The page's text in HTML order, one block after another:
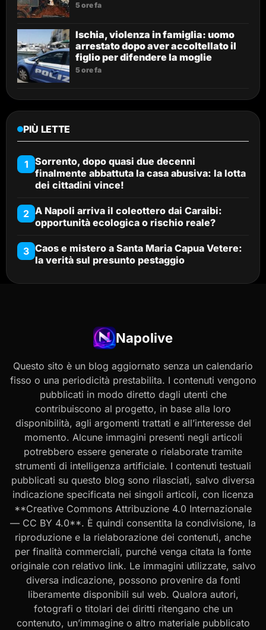
5 ore fa
Ischia, violenza in famiglia: uomo
arrestato dopo aver accoltellato il
figlio per difendere la moglie
5 ore fa
PIÙ LETTE
1 Sorrento, dopo quasi due decenni
finalmente abbattuta la casa abusiva: la lotta
dei cittadini vince!
2 A Napoli arriva il coleottero dai Caraibi:
opportunità ecologica o rischio reale?
3 Caos e mistero a Santa Maria Capua Vetere:
la verità sul presunto pestaggio
Napolive
Questo sito è un blog aggiornato senza un calendario
fisso o una periodicità prestabilita. I contenuti vengono
pubblicati in modo diretto dagli utenti che
contribuiscono al progetto, in base alla loro
disponibilità, agli argomenti trattati e all’interesse del
momento. Alcune immagini presenti negli articoli
potrebbero essere generate o rielaborate tramite
strumenti di intelligenza artificiale. I contenuti testuali
pubblicati su questo blog sono rilasciati, salvo diversa
indicazione specificata nei singoli articoli, con licenza
**Creative Commons Attribuzione 4.0 Internazionale
— CC BY 4.0**. È quindi consentita la condivisione, la
riproduzione e la rielaborazione dei contenuti, anche
per finalità commerciali, purché venga citata la fonte
originale con relativo link. Le immagini utilizzate, salvo
diversa indicazione, possono provenire da fonti
liberamente disponibili sul web. Qualora autori,
fotografi o titolari dei diritti ritengano che un
contenuto, un’immagine o altro materiale pubblicato